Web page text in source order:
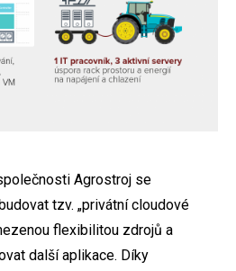
Agrostroj se
tzv. „privátní cloudové
flexibilitou zdrojů a
další aplikace. Díky